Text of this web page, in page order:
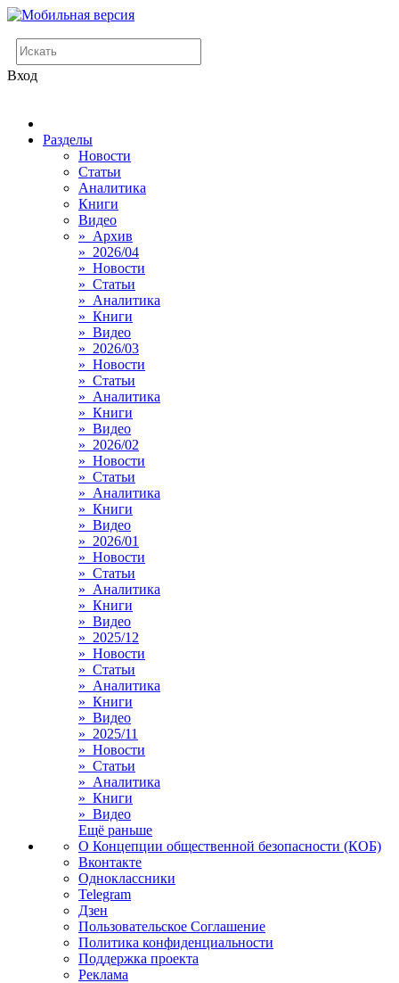
Вход
Разделы
Новости
Статьи
Аналитика
Книги
Видео
» Архив
» 2026/04
» Новости
» Статьи
» Аналитика
» Книги
» Видео
» 2026/03
» Новости
» Статьи
» Аналитика
» Книги
» Видео
» 2026/02
» Новости
» Статьи
» Аналитика
» Книги
» Видео
» 2026/01
» Новости
» Статьи
» Аналитика
» Книги
» Видео
» 2025/12
» Новости
» Статьи
» Аналитика
» Книги
» Видео
» 2025/11
» Новости
» Статьи
» Аналитика
» Книги
» Видео
Ещё раньше
О Концепции общественной безопасности (КОБ)
Вконтакте
Одноклассники
Telegram
Дзен
Пользовательское Соглашение
Политика конфиденциальности
Поддержка проекта
Реклама